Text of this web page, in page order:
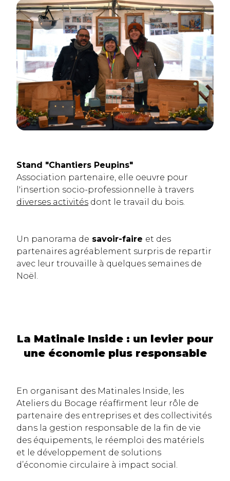
Stand "Chantiers Peupins"
Association partenaire, elle oeuvre pour
l'insertion socio-professionnelle à travers
diverses activités dont le travail du bois.
Un panorama de savoir-faire et des
partenaires agréablement surpris de repartir
avec leur trouvaille à quelques semaines de
Noël.
La Matinale Inside : un levier pour
une économie plus responsable
En organisant des Matinales Inside, les
Ateliers du Bocage réaffirment leur rôle de
partenaire des entreprises et des collectivités
dans la gestion responsable de la fin de vie
des équipements, le réemploi des matériels
et le développement de solutions
d’économie circulaire à impact social.